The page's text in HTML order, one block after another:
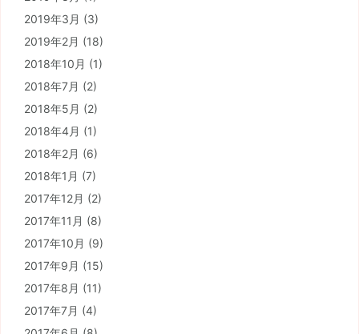
2019年3月 (3)
2019年2月 (18)
2018年10月 (1)
2018年7月 (2)
2018年5月 (2)
2018年4月 (1)
2018年2月 (6)
2018年1月 (7)
2017年12月 (2)
2017年11月 (8)
2017年10月 (9)
2017年9月 (15)
2017年8月 (11)
2017年7月 (4)